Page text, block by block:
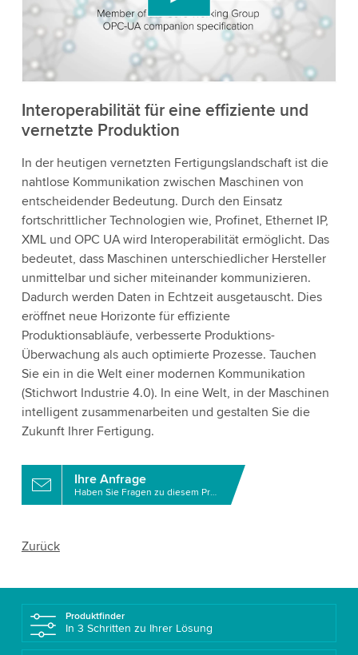
Aktivitäten sammeln kann. Bitte überprüfen Sie
die Details und akzeptieren Sie den Dienst, um
dieses Video anzusehen.
Weitere Informationen
Interoperabilität für eine effiziente und
vernetzte Produktion
In der heutigen vernetzten Fertigungslandschaft ist die
nahtlose Kommunikation zwischen Maschinen von
entscheidender Bedeutung. Durch den Einsatz
fortschrittlicher Technologien wie, Profinet, Ethernet IP,
XML und OPC UA wird Interoperabilität ermöglicht. Das
bedeutet, dass Maschinen unterschiedlicher Hersteller
unmittelbar und sicher miteinander kommunizieren.
Dadurch werden Daten in Echtzeit ausgetauscht. Dies
eröffnet neue Horizonte für effiziente
Produktionsabläufe, verbesserte Produktions-
Überwachung als auch optimierte Prozesse. Tauchen
Sie ein in die Welt einer modernen Kommunikation
(Stichwort Industrie 4.0). In eine Welt, in der Maschinen
intelligent zusammenarbeiten und gestalten Sie die
Zukunft Ihrer Fertigung.
Ihre Anfrage
Haben Sie Fragen zu diesem Produkt?
Zurück
Produktfinder
In 3 Schritten zu Ihrer Lösung